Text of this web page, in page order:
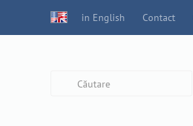
in English Contact